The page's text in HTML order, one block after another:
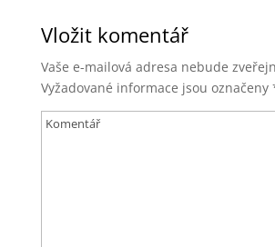
Vložit komentář
Vaše e-mailová adresa nebude
Vyžadované informace jsou označeny